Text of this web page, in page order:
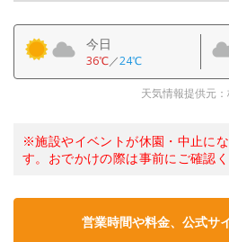
今日
36℃／24℃
天気情報提供元
※施設やイベントが休園・中止に
す。おでかけの際は事前にご確認く
営業時間や料金、公式サ